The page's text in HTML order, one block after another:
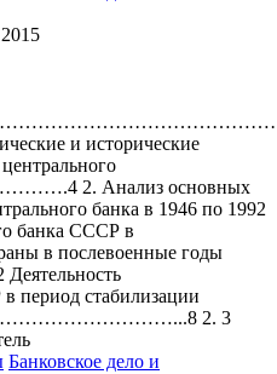
и исторические
2. Анализ основных
банка в 1946 по 1992
банка СССР в
в послевоенные годы
период стабилизации
)……………………………...8 2. 3
Банковское дело и